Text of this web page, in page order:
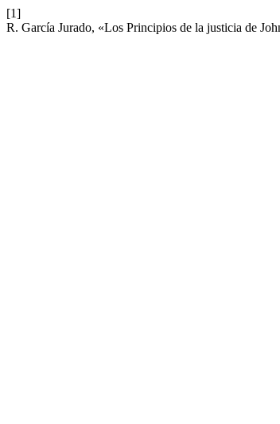
[1]
R. García Jurado, «Los Principios de la justicia de